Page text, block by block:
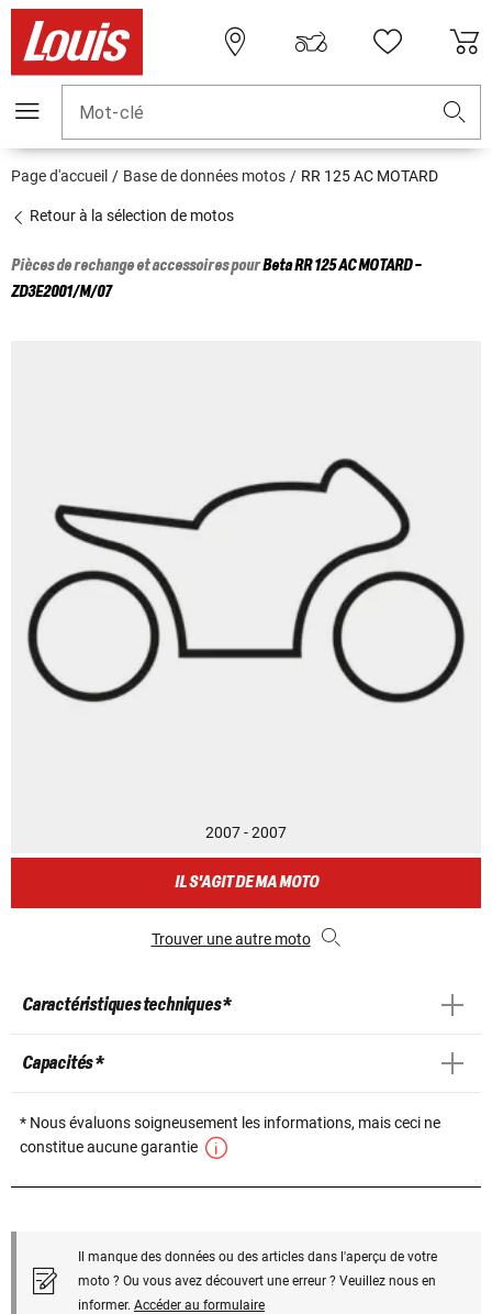
Mot-clé
Page d'accueil Base de données motos RR 125 AC MOTARD
Retour à la sélection de motos
Pièces de rechange et accessoires pourBetaRR 125 AC MOTARD -
ZD3E2001/M/07
2007 - 2007
IL S'AGIT DE MA MOTO
Trouver une autre moto
Caractéristiques techniques *
Capacités *
* Nous évaluons soigneusement les informations, mais ceci ne
constitue aucune garantie
Il manque des données ou des articles dans l'aperçu de votre
moto ? Ou vous avez découvert une erreur ? Veuillez nous en
informer. Accéder au formulaire